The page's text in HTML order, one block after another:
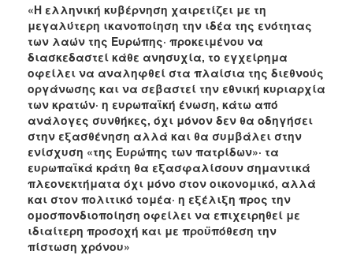
«Η ελληνική κυβέρνηση χαιρετίζει με τη
μεγαλύτερη ικανοποίηση την ιδέα της ενότητας
των λαών της Ευρώπης· προκειμένου να
διασκεδαστεί κάθε ανησυχία, το εγχείρημα
οφείλει να αναληφθεί στα πλαίσια της διεθνούς
οργάνωσης και να σεβαστεί την εθνική κυριαρχία
των κρατών· η ευρωπαϊκή ένωση, κάτω από
ανάλογες συνθήκες, όχι μόνον δεν θα οδηγήσει
στην εξασθένηση αλλά και θα συμβάλει στην
ενίσχυση «της Ευρώπης των πατρίδων»· τα
ευρωπαϊκά κράτη θα εξασφαλίσουν σημαντικά
πλεονεκτήματα όχι μόνο στον οικονομικό, αλλά
και στον πολιτικό τομέα· η εξέλιξη προς την
ομοσπονδιοποίηση οφείλει να επιχειρηθεί με
ιδιαίτερη προσοχή και με προϋπόθεση την
πίστωση χρόνου»